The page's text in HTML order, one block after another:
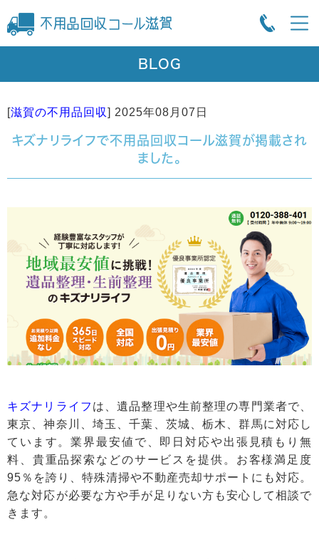
BLOG
[滋賀の不用品回収] 2025年08月07日
キズナリライフで不用品回収コール滋賀が掲載され
ました。
キズナリライフ は、遺品整理や生前整理の専門業者で、
東京、神奈川、埼玉、千葉、茨城、栃木、群馬に対応し
ています。業界最安値で、即日対応や出張見積もり無
料、貴重品探索などのサービスを提供。お客様満足度
95％を誇り、特殊清掃や不動産売却サポートにも対応。
急な対応が必要な方や手が足りない方も安心して相談で
きます。